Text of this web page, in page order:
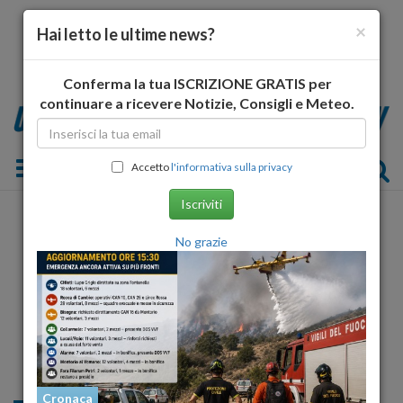
Toggle navigation
×
Hai letto le ultime news?
Conferma la tua ISCRIZIONE GRATIS per
continuare a ricevere Notizie, Consigli e Meteo.
Accettol'informativa sulla privacy
Iscriviti
No grazie
Cronaca